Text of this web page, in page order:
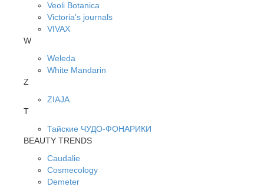
Veoli Botanica
Victoria's journals
VIVAX
W
Weleda
White Mandarin
Z
ZIAJA
Т
Тайские ЧУДО-ФОНАРИКИ
BEAUTY TRENDS
Caudalie
Cosmecology
Demeter